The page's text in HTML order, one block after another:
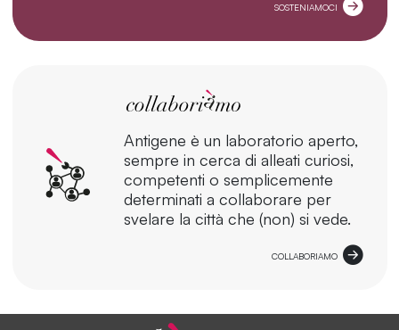
SOSTENIAMOCI
Antigene è un laboratorio aperto,
sempre in cerca di alleati curiosi,
competenti o semplicemente
determinati a collaborare per
svelare la città che (non) si vede.
COLLABORIAMO